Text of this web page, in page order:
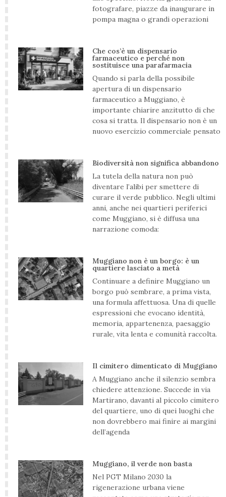
fotografare, piazze da inaugurare in
pompa magna o grandi operazioni
Che cos’è un dispensario
farmaceutico e perché non
sostituisce una parafarmacia
Quando si parla della possibile
apertura di un dispensario
farmaceutico a Muggiano, è
importante chiarire anzitutto di che
cosa si tratta. Il dispensario non è un
nuovo esercizio commerciale pensato
Biodiversità non significa abbandono
La tutela della natura non può
diventare l’alibi per smettere di
curare il verde pubblico. Negli ultimi
anni, anche nei quartieri periferici
come Muggiano, si è diffusa una
narrazione comoda:
Muggiano non è un borgo: è un
quartiere lasciato a metà
Continuare a definire Muggiano un
borgo può sembrare, a prima vista,
una formula affettuosa. Una di quelle
espressioni che evocano identità,
memoria, appartenenza, paesaggio
rurale, vita lenta e comunità raccolta.
Il cimitero dimenticato di Muggiano
A Muggiano anche il silenzio sembra
chiedere attenzione. Succede in via
Martirano, davanti al piccolo cimitero
del quartiere, uno di quei luoghi che
non dovrebbero mai finire ai margini
dell’agenda
Muggiano, il verde non basta
Nel PGT Milano 2030 la
rigenerazione urbana viene